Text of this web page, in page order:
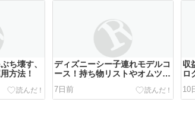
ち壊す、
方法！
ディズニーシー子連れモデルコ
ース！持ち物リストやオムツ替
7日前
収
ロ
10